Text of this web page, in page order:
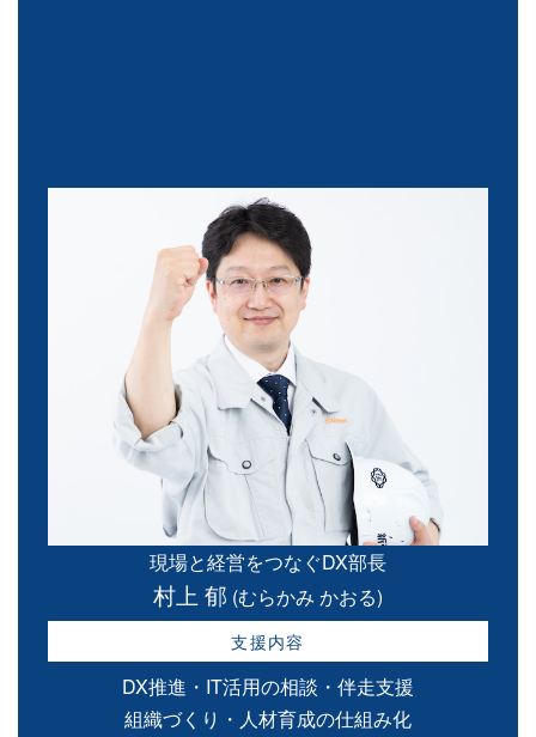
現場と経営をつなぐDX部長
村上 郁 (むらかみ かおる)
支援内容
DX推進・IT活用の相談・伴走支援
組織づくり・人材育成の仕組み化